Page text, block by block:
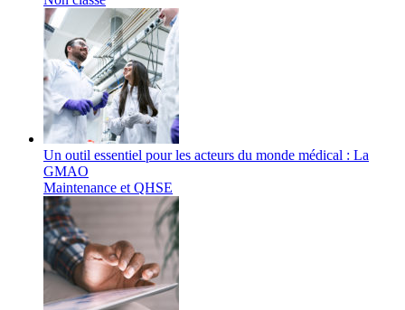
Un outil essentiel pour les acteurs du monde médical : La
GMAO
Maintenance et QHSE